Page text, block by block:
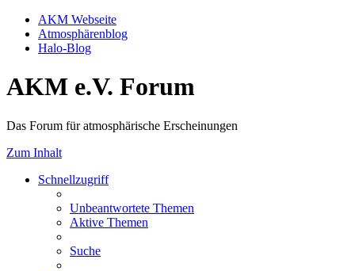
AKM Webseite
Atmosphärenblog
Halo-Blog
AKM e.V. Forum
Das Forum für atmosphärische Erscheinungen
Zum Inhalt
Schnellzugriff
Unbeantwortete Themen
Aktive Themen
Suche